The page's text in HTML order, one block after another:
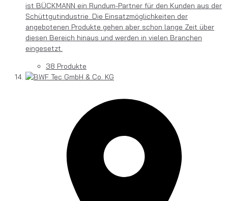
ist BÜCKMANN ein Rundum-Partner für den Kunden aus der
Schüttgutindustrie. Die Einsatzmöglichkeiten der
angebotenen Produkte gehen aber schon lange Zeit über
diesen Bereich hinaus und werden in vielen Branchen
eingesetzt.
38 Produkte